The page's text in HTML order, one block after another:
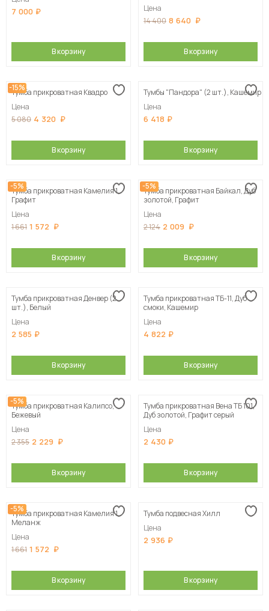
7 000
В корзину
Цена
14 400 8 640
В корзину
-15%
Тумба прикроватная Квадро
Цена
5 080 4 320
В корзину
Тумбы "Пандора" (2 шт.), Кашемир
Цена
6 418
В корзину
-5%
Тумба прикроватная Камелия 1,
Графит
Цена
1 661 1 572
В корзину
-5%
Тумба прикроватная Байкал, Дуб
золотой, Графит
Цена
2 124 2 009
В корзину
Тумба прикроватная Денвер (2
шт.), Белый
Цена
2 585
В корзину
Тумба прикроватная ТБ-11, Дуб
смоки, Кашемир
Цена
4 822
В корзину
-5%
Тумба прикроватная Калипсо,
Бежевый
Цена
2 355 2 229
В корзину
Тумба прикроватная Вена ТБ 101,
Дуб золотой, Графит серый
Цена
2 430
В корзину
-5%
Тумба прикроватная Камелия 1,
Меланж
Цена
1 661 1 572
В корзину
Тумба подвесная Хилл
Цена
2 936
В корзину